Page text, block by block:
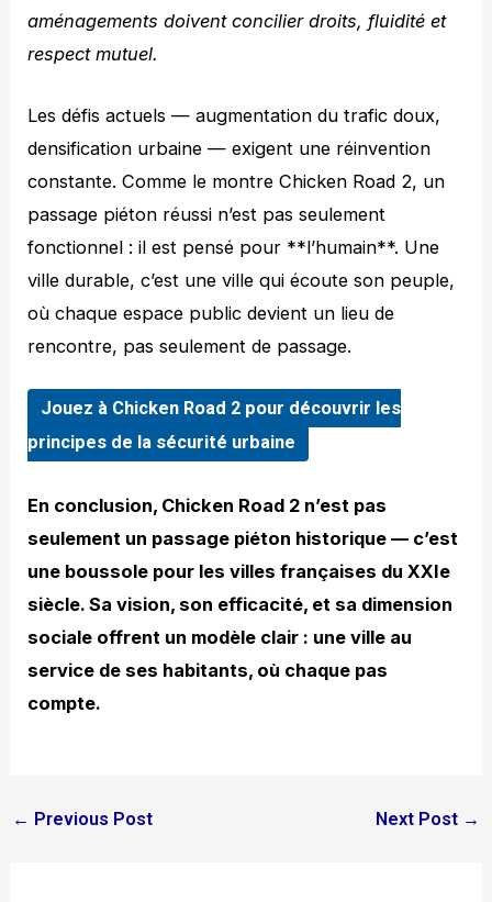
aménagements doivent concilier droits, fluidité et
respect mutuel.
Les défis actuels — augmentation du trafic doux,
densification urbaine — exigent une réinvention
constante. Comme le montre Chicken Road 2, un
passage piéton réussi n’est pas seulement
fonctionnel : il est pensé pour **l’humain**. Une
ville durable, c’est une ville qui écoute son peuple,
où chaque espace public devient un lieu de
rencontre, pas seulement de passage.
Jouez à Chicken Road 2 pour découvrir les
principes de la sécurité urbaine
En conclusion, Chicken Road 2 n’est pas
seulement un passage piéton historique — c’est
une boussole pour les villes françaises du XXIe
siècle. Sa vision, son efficacité, et sa dimension
sociale offrent un modèle clair : une ville au
service de ses habitants, où chaque pas
compte.
← Previous Post Next Post →